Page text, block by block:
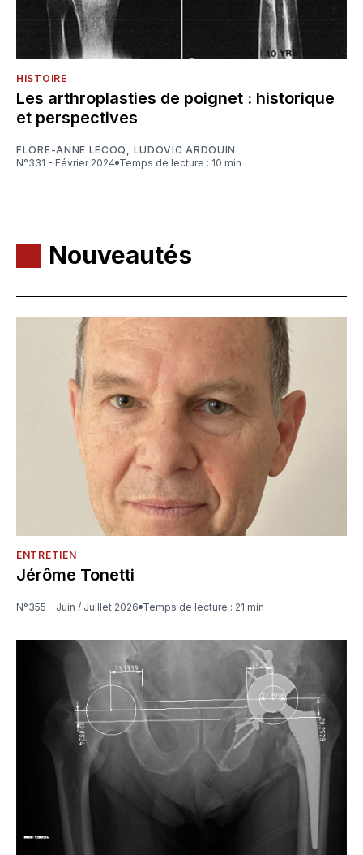
HISTOIRE
Les arthroplasties de poignet : historique
et perspectives
FLORE-ANNE LECOQ
LUDOVIC ARDOUIN
N°331 - Février 2024
Temps de lecture : 10 min
Nouveautés
ENTRETIEN
Jérôme Tonetti
N°355 - Juin / Juillet 2026 Temps de lecture : 21 min